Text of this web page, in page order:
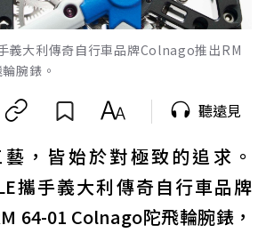
義大利傳奇自行車品牌Colnago推出RM
腕錶。
聽遠見
，皆始於對極致的追求。
攜手義大利傳奇自行車品牌
64-01 Colnago陀飛輪腕錶，